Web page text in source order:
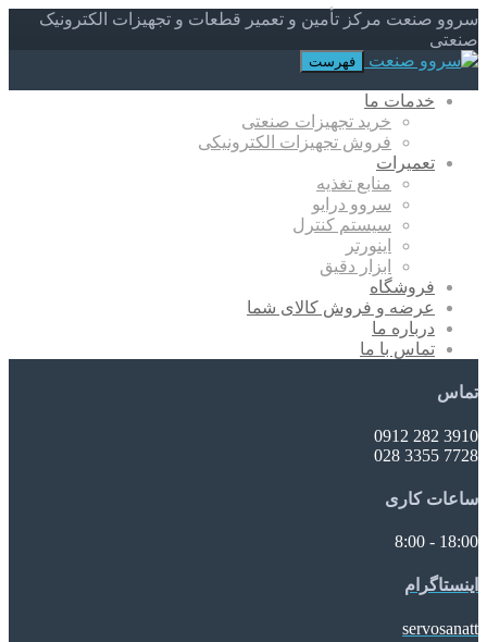
سروو صنعت مرکز تأمین و تعمیر قطعات و تجهیزات الکترونیک
صنعتی
فهرست
خدمات ما
خرید تجهیزات صنعتی
فروش تجهیزات الکترونیکی
تعمیرات
منابع تغذیه
سروو درایو
سیستم کنترل
اینورتر
ابزار دقیق
فروشگاه
عرضه و فروش کالای شما
درباره ما
تماس با ما
تماس
3910 282 0912
7728 3355 028
ساعات کاری
18:00 - 8:00
اینستاگرام
servosanatt